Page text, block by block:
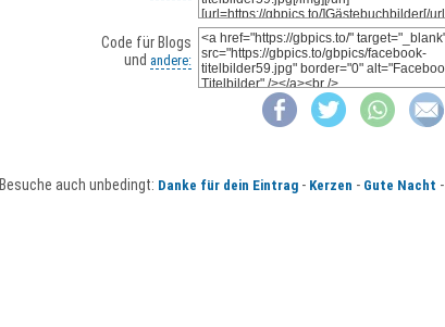
Code für Blogs
und andere:
Besuche auch unbedingt: Danke für dein Eintrag- Kerzen - Gute Nacht -